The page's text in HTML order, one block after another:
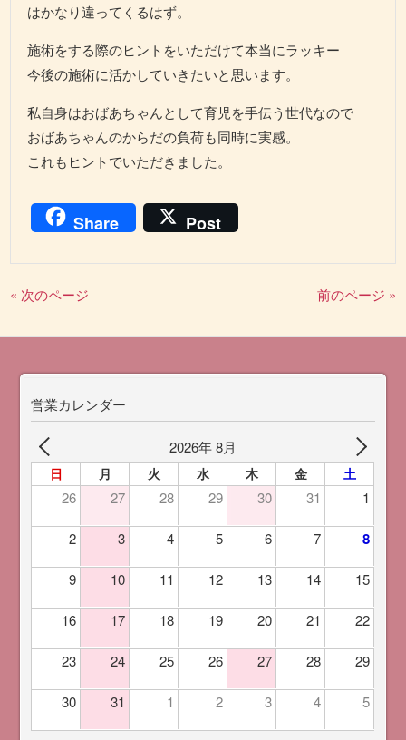
はかなり違ってくるはず。
施術をする際のヒントをいただけて本当にラッキー
今後の施術に活かしていきたいと思います。
私自身はおばあちゃんとして育児を手伝う世代なので
おばあちゃんのからだの負荷も同時に実感。
これもヒントでいただきました。
Share Post
« 次のページ 前のページ »
営業カレンダー
2026年 8月
日 月 火 水 木 金 土
26 27 28 29 30 31 1
2 3 4 5 6 7 8
9 10 11 12 13 14 15
16 17 18 19 20 21 22
23 24 25 26 27 28 29
30 31 1 2 3 4 5